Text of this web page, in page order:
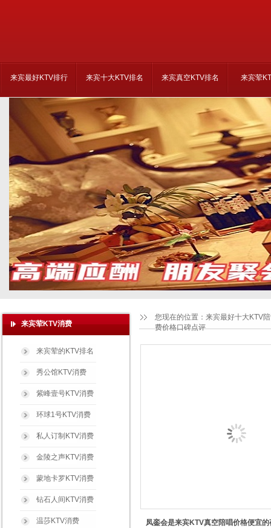
来宾最好KTV排行 来宾十大KTV排名 来宾真空KTV排名 来宾荤
来宾荤KTV消费
来宾荤的KTV排名
秀公馆KTV消费
紫峰壹号KTV消费
环球1号KTV消费
私人订制KTV消费
金陵之声KTV消费
蒙地卡罗KTV消费
钻石人间KTV消费
温莎KTV消费
您现在的位置： 来宾最好十大KTV
费价格口碑点评
凤銮会是来宾KTV真空陪唱价格便宜